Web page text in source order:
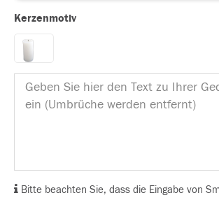
Kerzenmotiv
Bitte beachten Sie, dass die Eingabe von